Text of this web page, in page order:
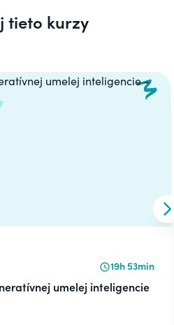
tieto kurzy
19h 53min
umelej inteligencie